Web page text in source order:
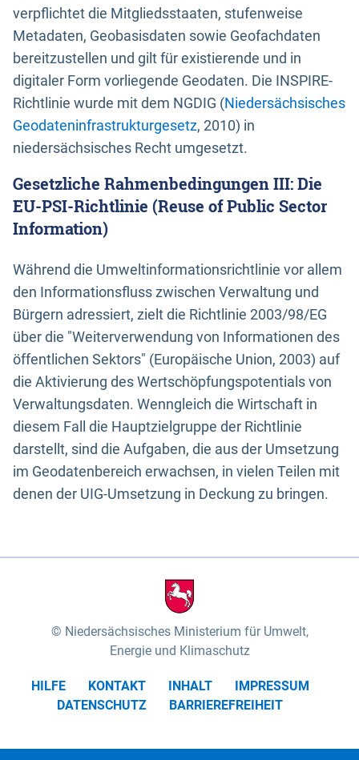
verpflichtet die Mitgliedsstaaten, stufenweise
Metadaten, Geobasisdaten sowie Geofachdaten
bereitzustellen und gilt für existierende und in
digitaler Form vorliegende Geodaten. Die INSPIRE-
Richtlinie wurde mit dem NGDIG (Niedersächsisches
Geodateninfrastrukturgesetz, 2010) in
niedersächsisches Recht umgesetzt.
Gesetzliche Rahmenbedingungen III: Die
EU-PSI-Richtlinie (Reuse of Public Sector
Information)
Während die Umweltinformationsrichtlinie vor allem
den Informationsfluss zwischen Verwaltung und
Bürgern adressiert, zielt die Richtlinie 2003/98/EG
über die "Weiterverwendung von Informationen des
öffentlichen Sektors" (Europäische Union, 2003) auf
die Aktivierung des Wertschöpfungspotentials von
Verwaltungsdaten. Wenngleich die Wirtschaft in
diesem Fall die Hauptzielgruppe der Richtlinie
darstellt, sind die Aufgaben, die aus der Umsetzung
im Geodatenbereich erwachsen, in vielen Teilen mit
denen der UIG-Umsetzung in Deckung zu bringen.
Niedersächsisches Ministerium für Umwelt,
Energie und Klimaschutz
HILFE KONTAKT INHALT
IMPRESSUM
DATENSCHUTZ
BARRIEREFREIHEIT